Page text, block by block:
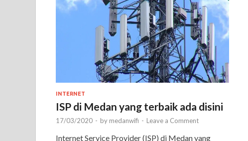
INTERNET
ISP di Medan yang terbaik ada disini
17/03/2020 - by medanwifi - Leave a Comment
Internet Service Provider (ISP) di Medan yang